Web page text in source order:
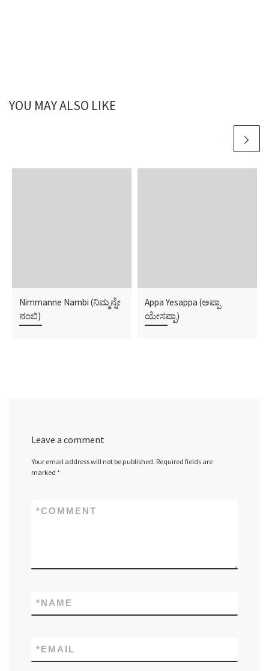
YOU MAY ALSO LIKE
Nimmanne Nambi (ನಿಮ್ಮನ್ನೇ
ನಂಬಿ)
Appa Yesappa (ಅಪ್ಪಾ
ಯೇಸಪ್ಪಾ)
Leave a comment
Your email address will not be published. Required fields are
marked *
COMMENT
*
NAME
*
EMAIL
*